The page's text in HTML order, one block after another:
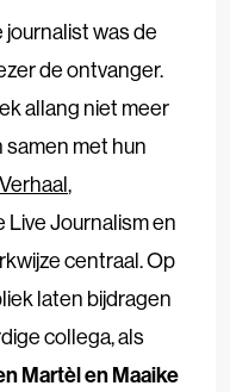
journalist was de
de ontvanger.
allang niet meer
samen met hun
,
Journalism en
centraal. Op
laten bijdragen
collega, als
Martèl en Maaike